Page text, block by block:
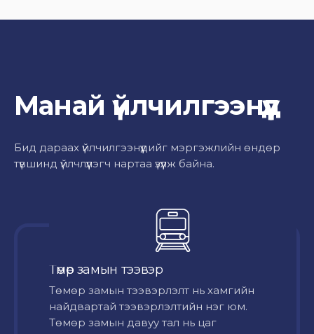
Манай үйлчилгээнүүд
Бид дараах үйлчилгээнүүдийг мэргэжлийн өндөр
түвшинд үйлчлүүлэгч нартаа үзүүлж байна.
Төмөр замын тээвэр
Төмөр замын тээвэрлэлт нь хамгийн
найдвартай тээвэрлэлтийн нэг юм.
Төмөр замын давуу тал нь цаг